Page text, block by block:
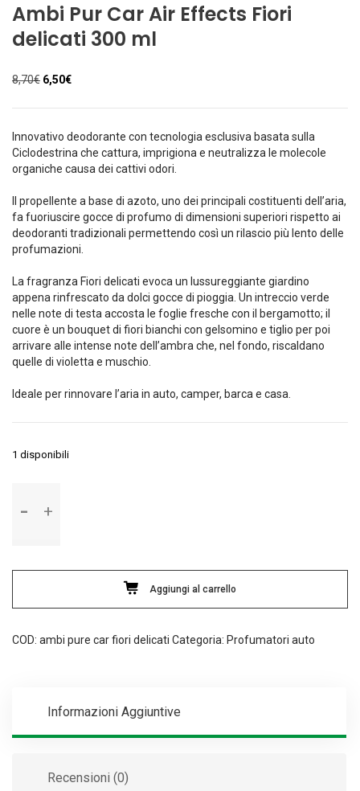
Ambi Pur Car Air Effects Fiori
delicati 300 ml
8,70€ Il
originale
8,70€.
6,50€Il
attuale
6,50€.
Innovativo deodorante con tecnologia esclusiva basata sulla
Ciclodestrina che cattura, imprigiona e neutralizza le molecole
organiche causa dei cattivi odori.
Il propellente a base di azoto, uno dei principali costituenti dell’aria,
fa fuoriuscire gocce di profumo di dimensioni superiori rispetto ai
deodoranti tradizionali permettendo così un rilascio più lento delle
profumazioni.
La fragranza Fiori delicati evoca un lussureggiante giardino
appena rinfrescato da dolci gocce di pioggia. Un intreccio verde
nelle note di testa accosta le foglie fresche con il bergamotto; il
cuore è un bouquet di fiori bianchi con gelsomino e tiglio per poi
arrivare alle intense note dell’ambra che, nel fondo, riscaldano
quelle di violetta e muschio.
Ideale per rinnovare l’aria in auto, camper, barca e casa.
1 disponibili
Pur
Effects
delicati
ml
Aggiungi al carrello
COD: ambi pure car fiori delicati Categoria: Profumatori auto
Informazioni Aggiuntive
Recensioni (0)